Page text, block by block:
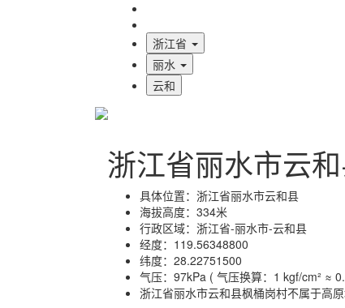
浙江省
丽水
云和
浙江省丽水市云
具体位置： 浙江省丽水市云和县
海拔高度： 334米
行政区域： 浙江省-丽水市-云和县
经度： 119.56348800
纬度： 28.22751500
气压： 97kPa ( 气压换算：1 kgf/cm² ≈
浙江省丽水市云和县枫桶岗村不属于高